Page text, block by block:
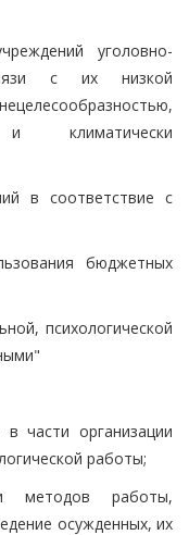
уголовно-
с их низкой
климатически
в соответствие с
бюджетных
психологической
части организации
работы;
работы,
осужденных, их